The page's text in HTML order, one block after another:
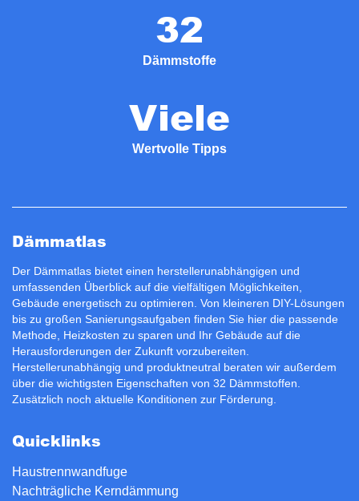
32
Dämmstoffe
Viele
Wertvolle Tipps
Dämmatlas
Der Dämmatlas bietet einen herstellerunabhängigen und
umfassenden Überblick auf die vielfältigen Möglichkeiten,
Gebäude energetisch zu optimieren. Von kleineren DIY-Lösungen
bis zu großen Sanierungsaufgaben finden Sie hier die passende
Methode, Heizkosten zu sparen und Ihr Gebäude auf die
Herausforderungen der Zukunft vorzubereiten.
Herstellerunabhängig und produktneutral beraten wir außerdem
über die wichtigsten Eigenschaften von 32 Dämmstoffen.
Zusätzlich noch aktuelle Konditionen zur Förderung.
Quicklinks
Haustrennwandfuge
Nachträgliche Kerndämmung